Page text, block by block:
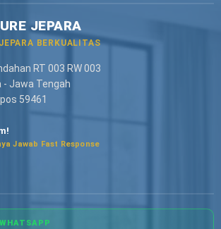
JEPARA
BERKUALITAS
RT 003 RW 003
- Jawa Tengah
59461
Jawab Fast Response